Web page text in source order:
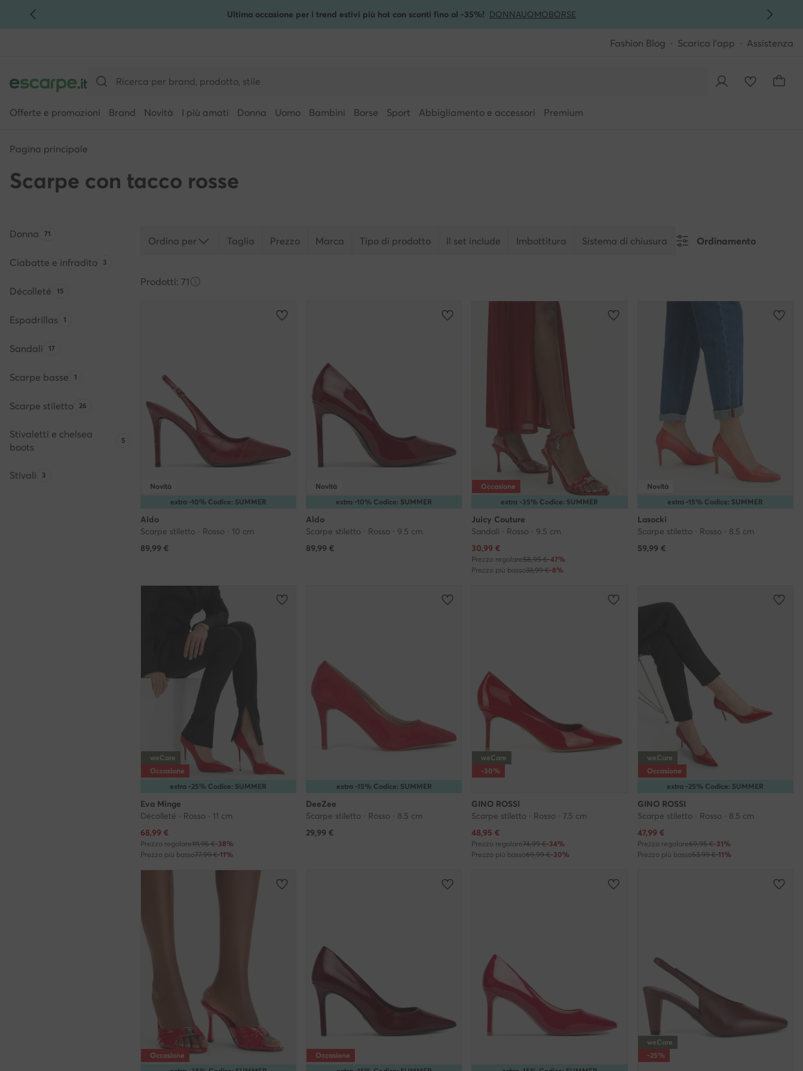
VAI AL CONTENUTO PRINCIPALE Ultima occasione per i trend estivi più hot con sconti fino al -35%! DONNAUOMOBORSE
Fashion Blog Scarica l'app Assistenza
Offerte e promozioni Brand Novità I più amati Donna Uomo Bambini Borse Sport Abbigliamento e accessori Premium
Pagina principale
Scarpe con tacco rosse
Donna Quantità di prodotti:
71
Ciabatte e infraditoQuantità di prodotti:
3
Décolleté Quantità di prodotti:
15
Espadrillas Quantità di prodotti:
1
Sandali Quantità di prodotti:
17
Scarpe basse Quantità di prodotti:
1
Scarpe stilettoQuantità di prodotti:
26
Stivaletti e chelsea
boots
Quantità di prodotti:
5
Stivali Quantità di prodotti:
3
Ordina per Taglia Prezzo Marca Tipo di prodotto Il set include Imbottitura Sistema di chiusura Ordinamento
Prodotti: 71
extra -10% Codice: SUMMER
Novità
Aldo
Scarpe stiletto · Rosso · 10 cm
89,99 €
extra -10% Codice: SUMMER
Novità
Aldo
Scarpe stiletto · Rosso · 9.5 cm
89,99 €
extra -35% Codice: SUMMER
Occasione
Juicy Couture
Sandali · Rosso · 9.5 cm
Prezzo attuale
30,99 €
Prezzo regolare58,95 €-47%
Prezzo più basso33,99 €-8%
extra -15% Codice: SUMMER
Novità
Lasocki
Scarpe stiletto · Rosso · 8.5 cm
59,99 €
extra -25% Codice: SUMMER
weCare
Occasione
Eva Minge
Décolleté · Rosso · 11 cm
Prezzo attuale
68,99 €
Prezzo regolare111,95 €-38%
Prezzo più basso77,99 €-11%
extra -15% Codice: SUMMER
DeeZee
Scarpe stiletto · Rosso · 8.5 cm
29,99 €
weCare
-30%
GINO ROSSI
Scarpe stiletto · Rosso · 7.5 cm
Prezzo attuale
48,95 €
Prezzo regolare74,99 €-34%
Prezzo più basso69,99 €-30%
extra -25% Codice: SUMMER
weCare
Occasione
GINO ROSSI
Scarpe stiletto · Rosso · 8.5 cm
Prezzo attuale
47,99 €
Prezzo regolare69,95 €-31%
Prezzo più basso53,99 €-11%
Occasione Occasione
weCare
-25%